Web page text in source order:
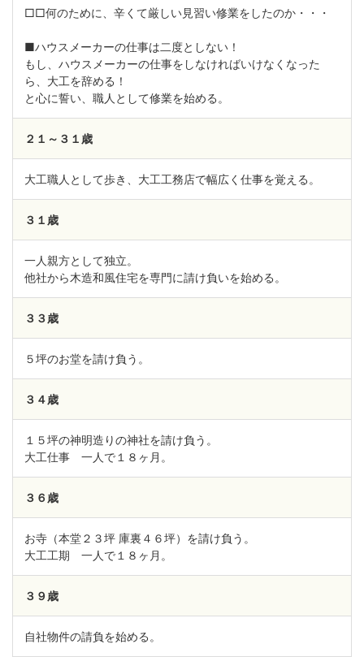
□□何のために、辛くて厳しい見習い修業をしたのか・・・
■ハウスメーカーの仕事は二度としない！
もし、ハウスメーカーの仕事をしなければいけなくなった
ら、大工を辞める！
と心に誓い、職人として修業を始める。
２１～３１歳
大工職人として歩き、大工工務店で幅広く仕事を覚える。
３１歳
一人親方として独立。
他社から木造和風住宅を専門に請け負いを始める。
３３歳
５坪のお堂を請け負う。
３４歳
１５坪の神明造りの神社を請け負う。
大工仕事 一人で１８ヶ月。
３６歳
お寺（本堂２３坪 庫裏４６坪）を請け負う。
大工工期 一人で１８ヶ月。
３９歳
自社物件の請負を始める。